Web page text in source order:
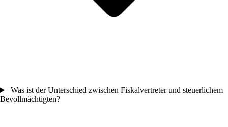
Was ist der Unterschied zwischen Fiskalvertreter und steuerlichem
Bevollmächtigten?